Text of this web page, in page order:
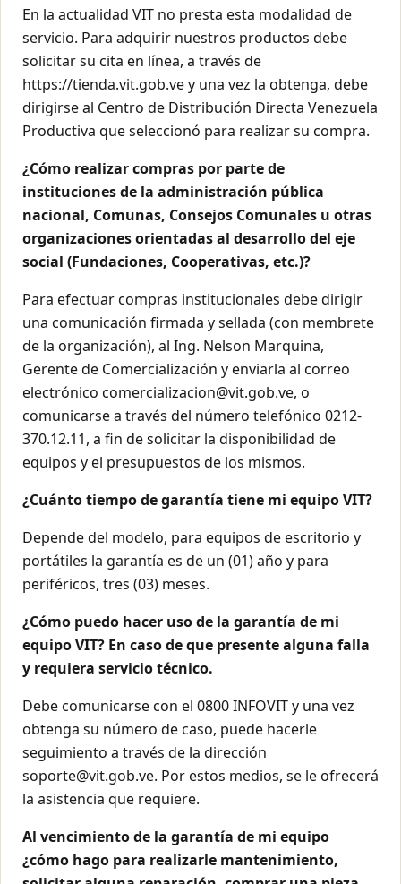
En la actualidad VIT no presta esta modalidad de
servicio. Para adquirir nuestros productos debe
solicitar su cita en línea, a través de
https://tienda.vit.gob.ve y una vez la obtenga, debe
dirigirse al Centro de Distribución Directa Venezuela
Productiva que seleccionó para realizar su compra.
¿Cómo realizar compras por parte de
instituciones de la administración pública
nacional, Comunas, Consejos Comunales u otras
organizaciones orientadas al desarrollo del eje
social (Fundaciones, Cooperativas, etc.)?
Para efectuar compras institucionales debe dirigir
una comunicación firmada y sellada (con membrete
de la organización), al Ing. Nelson Marquina,
Gerente de Comercialización y enviarla al correo
electrónico comercializacion@vit.gob.ve, o
comunicarse a través del número telefónico 0212-
370.12.11, a fin de solicitar la disponibilidad de
equipos y el presupuestos de los mismos.
¿Cuánto tiempo de garantía tiene mi equipo VIT?
Depende del modelo, para equipos de escritorio y
portátiles la garantía es de un (01) año y para
periféricos, tres (03) meses.
¿Cómo puedo hacer uso de la garantía de mi
equipo VIT? En caso de que presente alguna falla
y requiera servicio técnico.
Debe comunicarse con el 0800 INFOVIT y una vez
obtenga su número de caso, puede hacerle
seguimiento a través de la dirección
soporte@vit.gob.ve. Por estos medios, se le ofrecerá
la asistencia que requiere.
Al vencimiento de la garantía de mi equipo
¿cómo hago para realizarle mantenimiento,